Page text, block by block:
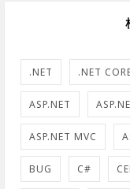
.NET .NET
ASP.NET
ASP.NET MVC
BUG C#